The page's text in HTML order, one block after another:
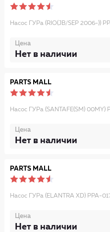
Насос ГУРа (RIO(JB/SEP 2006-))
Цена
Нет в наличии
PARTS MALL
Насос ГУРа (SANTAFE(SM) 00MY)
Цена
Нет в наличии
PARTS MALL
Насос ГУРа (ELANTRA XD) PPA-
Цена
Нет в наличии